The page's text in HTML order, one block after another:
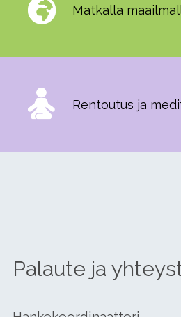
Matkalla
Rentoutus ja
Palaute ja